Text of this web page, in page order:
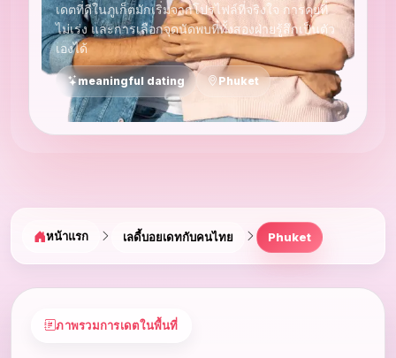
เดตที่ดีในภูเก็ตมักเริ่มจากโปรไฟล์ที่จริงใจ การคุยที่
ไม่เร่ง และการเลือกจุดนัดพบที่ทั้งสองฝ่ายรู้สึกเป็นตัว
เองได้
meaningful dating Phuket
หน้าแรก เลดี้บอยเดทกับคนไทย Phuket
ภาพรวมการเดตในพื้นที่